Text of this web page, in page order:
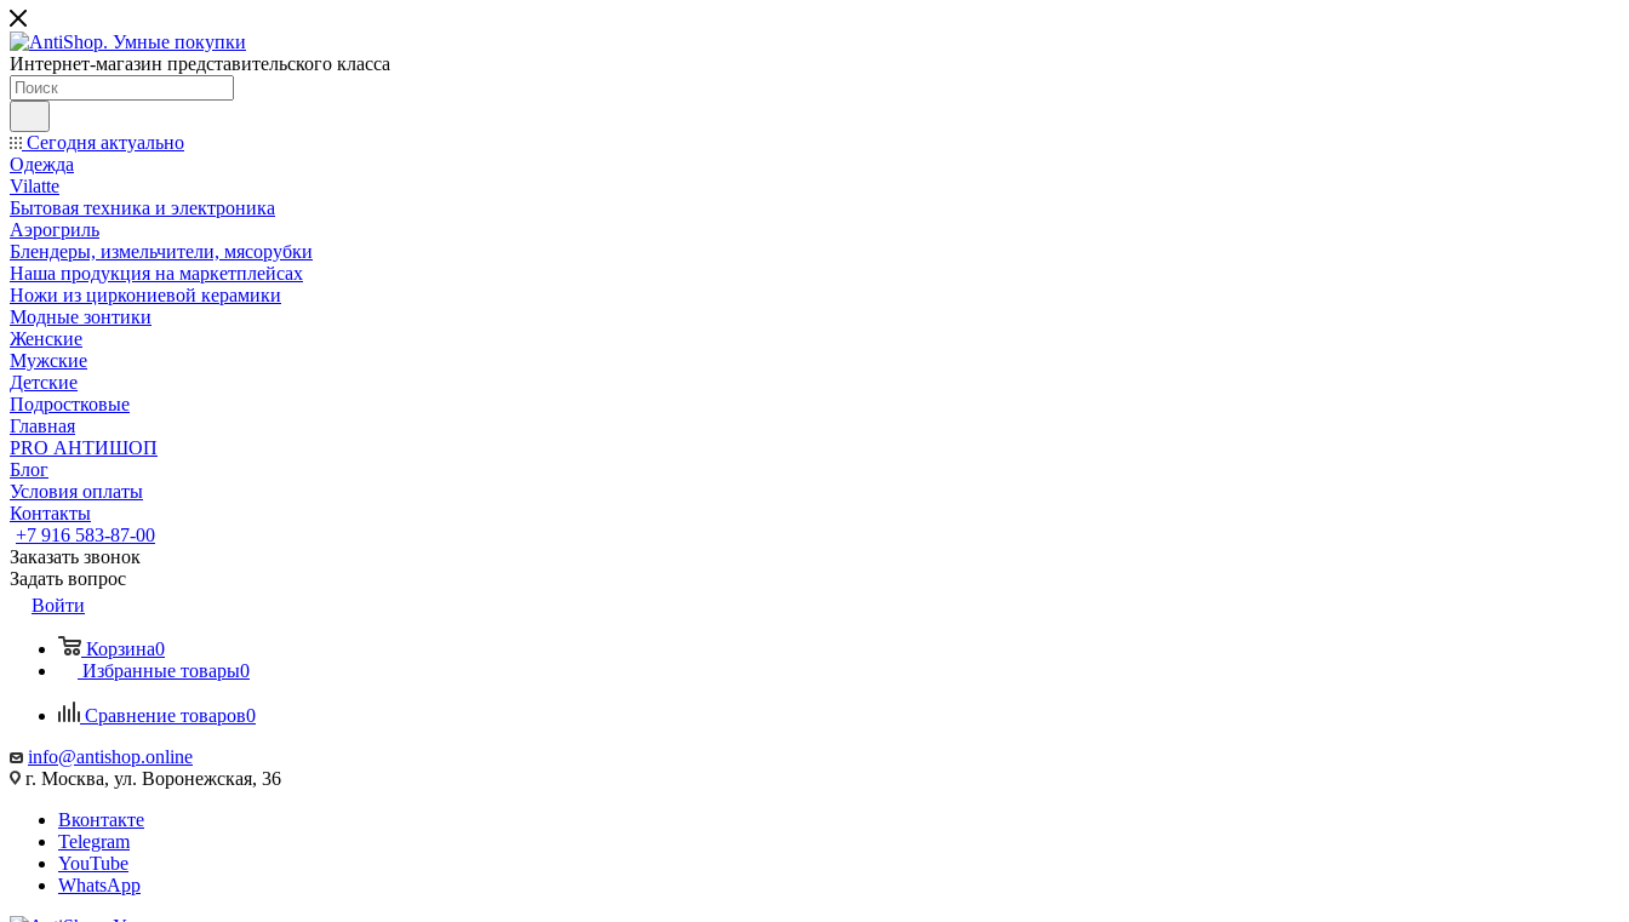
Интернет-магазин представительского класса
Сегодня актуально
Одежда
Vilatte
Бытовая техника и электроника
Аэрогриль
Блендеры, измельчители, мясорубки
Наша продукция на маркетплейсах
Ножи из циркониевой керамики
Модные зонтики
Женские
Мужские
Детские
Подростковые
Главная
PRO АНТИШОП
Блог
Условия оплаты
Контакты
+7 916 583-87-00
Заказать звонок
Задать вопрос
Войти
Корзина0
Избранные товары0
Сравнение товаров0
info@antishop.online
г. Москва, ул. Воронежская, 36
Вконтакте
Telegram
YouTube
WhatsApp